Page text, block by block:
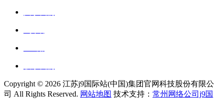
Copyright © 2026 江苏j9国际站(中国)集团官网科技股份有限公
司 All Rights Reserved. 网站地图 技术支持： 常州网络公司j9国